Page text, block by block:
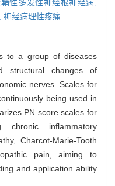
性多发性神经根神经病,
神经病理性疼痛
to a group of diseases
structural changes of
nerves. Scales for
being used in
PN score scales for
inflammatory
Charcot-Marie-Tooth
pain, aiming to
and application ability